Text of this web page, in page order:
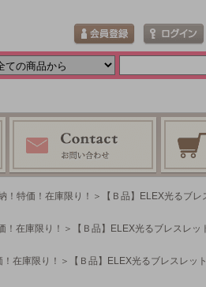
！特価！在庫限り！＞【Ｂ品】ELEX光るブ
！在庫限り！＞【Ｂ品】ELEX光るブレスレ
在庫限り！＞【Ｂ品】ELEX光るブレスレッ